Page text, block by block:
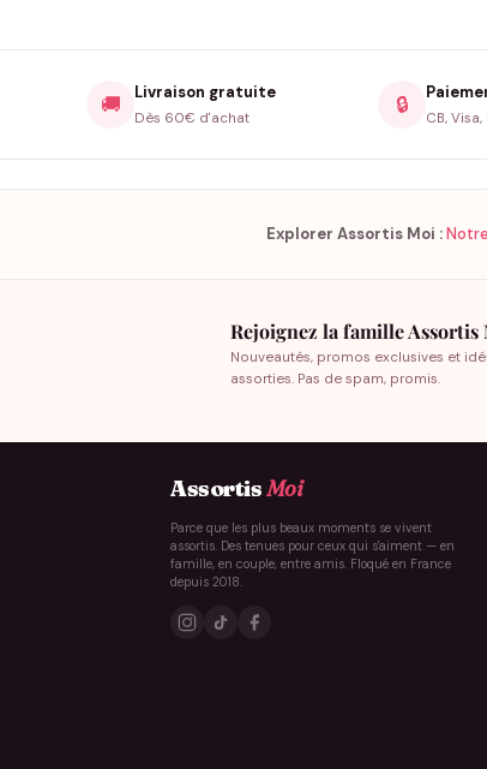
🚚 Livraison gratuite
Dès 60€ d'achat
🔒
CB,
Explorer Assortis Moi :
Rejoignez la famille Assortis
Nouveautés, promos exclusives et
assorties. Pas de spam, promis.
AssortisMoi
Parce que les plus beaux moments se vivent
assortis. Des tenues pour ceux qui s'aiment — en
famille, en couple, entre amis. Floqué en France
depuis 2018.